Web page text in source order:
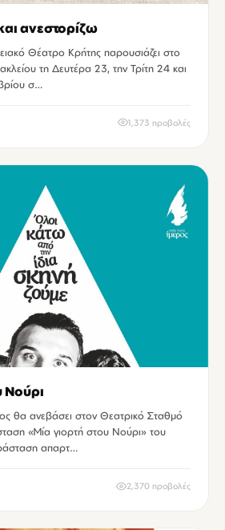
ανεστορίζω
Θέατρο Κρήτης παρουσιάζει στο
τη Δευτέρα 23, την Τρίτη 24 και
σ…
1,373 προβολές
Νούρι
θα ανεβάσει στον Θεατρικό Σταθμό
«Μία γιορτή στου Νούρι» του
απαρτ…
2,370 προβολές